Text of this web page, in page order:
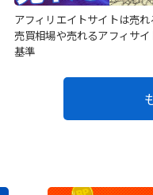
アフィリエイトサイトは売れ
売買相場や売れるアフィサイ
基準